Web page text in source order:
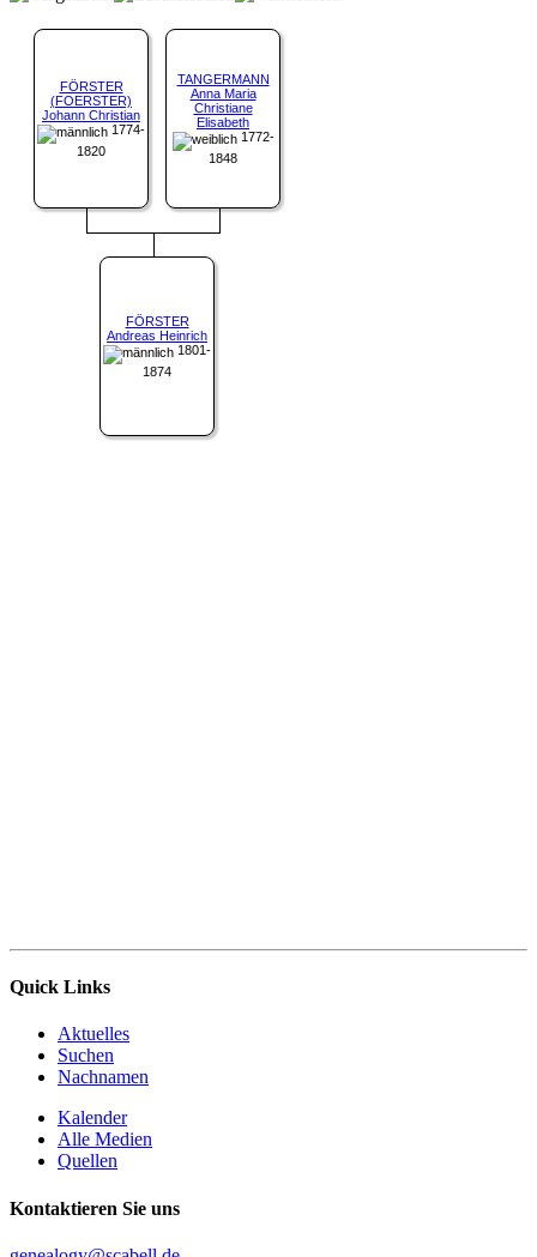
FÖRSTER
(FOERSTER)
Johann Christian
1774-
1820
TANGERMANN
Anna Maria
Christiane
Elisabeth
1772-
1848
FÖRSTER
Andreas Heinrich
1801-
1874
Quick Links
Aktuelles
Suchen
Nachnamen
Kalender
Alle Medien
Quellen
Kontaktieren Sie uns